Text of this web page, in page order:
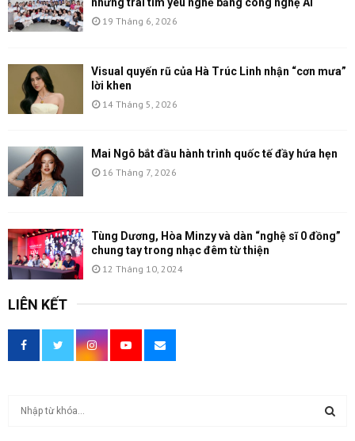
những trái tim yêu nghề bằng công nghệ AI
19 Tháng 6, 2026
Visual quyến rũ của Hà Trúc Linh nhận “cơn mưa”
lời khen
14 Tháng 5, 2026
Mai Ngô bắt đầu hành trình quốc tế đầy hứa hẹn
16 Tháng 7, 2026
Tùng Dương, Hòa Minzy và dàn “nghệ sĩ 0 đồng”
chung tay trong nhạc đêm từ thiện
12 Tháng 10, 2024
LIÊN KẾT